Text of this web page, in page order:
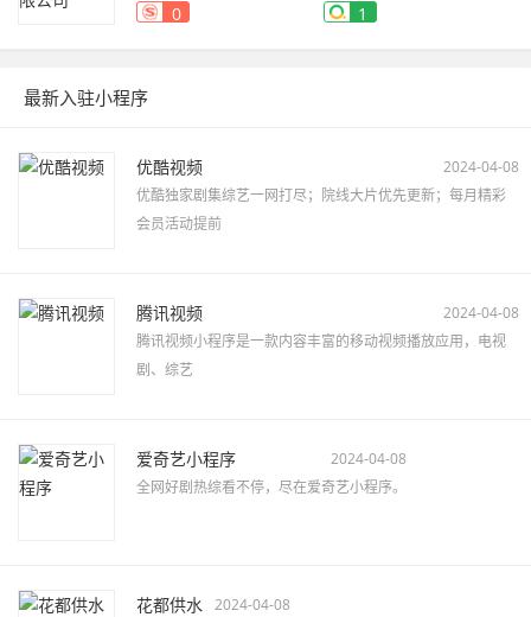
0
1
最新入驻小程序
优酷视频
2024-04-08
优酷独家剧集综艺一网打尽；院线大片优先更新；每月精彩
会员活动提前
腾讯视频
2024-04-08
腾讯视频小程序是一款内容丰富的移动视频播放应用，电视
剧、综艺
爱奇艺小程序
2024-04-08
全网好剧热综看不停，尽在爱奇艺小程序。
花都供水
2024-04-08